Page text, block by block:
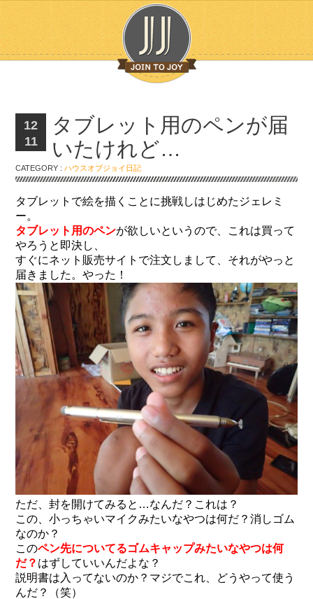
12
11
タブレット用のペンが届
いたけれど…
CATEGORY :ハウスオブジョイ日記
タブレットで絵を描くことに挑戦しはじめたジェレミ
ー。
タブレット用のペンが欲しいというので、これは買って
やろうと即決し、
すぐにネット販売サイトで注文しまして、それがやっと
届きました。やった！
ただ、封を開けてみると…なんだ？これは？
この、小っちゃいマイクみたいなやつは何だ？消しゴム
なのか？
このペン先についてるゴムキャップみたいなやつは何
だ？ はずしていいんだよな？
説明書は入ってないのか？マジでこれ、どうやって使う
んだ？（笑）